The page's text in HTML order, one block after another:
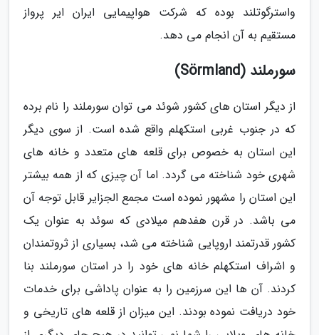
واسترگوتلند بوده که شرکت هواپیمایی ایران ایر پرواز
مستقیم به آن انجام می دهد.
سورملند (Sörmland)
از دیگر استان های کشور شوئد می توان سورملند را نام برده
که در جنوب غربی استکهلم واقع شده است. از سوی دیگر
این استان به خصوص برای قلعه های متعدد و خانه های
شهری خود شناخته می گردد. اما آن چیزی که از همه بیشتر
این استان را مشهور نموده است مجمع الجزایر قابل توجه آن
می باشد. در قرن هفدهم میلادی که سوئد به عنوان یک
کشور قدرتمند اروپایی شناخته می شد، بسیاری از ثروتمندان
و اشراف استکهلم خانه های خود را در استان سورملند بنا
کردند. آن ها این سرزمین را به عنوان پاداشی برای خدمات
خود دریافت نموده بودند. این میزان از قلعه های تاریخی و